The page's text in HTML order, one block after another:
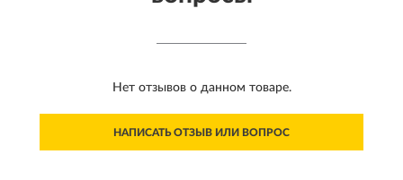
Нет отзывов о данном товаре.
НАПИСАТЬ ОТЗЫВ ИЛИ ВОПРОС